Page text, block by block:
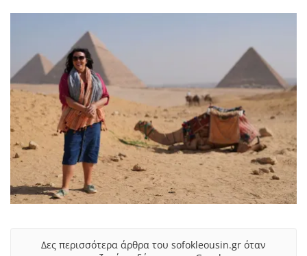
Δες περισσότερα άρθρα του sofokleousin.gr όταν